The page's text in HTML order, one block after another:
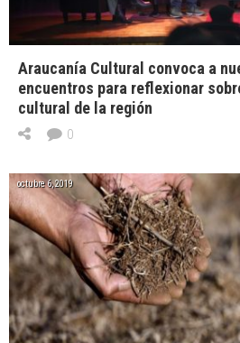
Araucanía Cultural convoca a
encuentros para reflexionar
cultural de la región
0
octubre 6, 2019